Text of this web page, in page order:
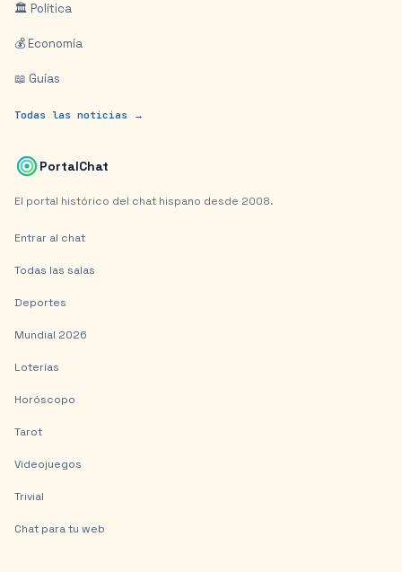
🏛️ Política
💰 Economía
📖 Guías
Todas las noticias →
PortalChat
El portal histórico del chat hispano desde 2008.
Entrar al chat
Todas las salas
Deportes
Mundial 2026
Loterías
Horóscopo
Tarot
Videojuegos
Trivial
Chat para tu web